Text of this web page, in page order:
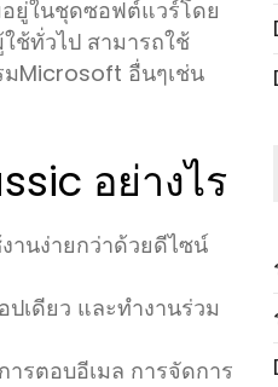
ยู่ในชุดซอฟต์แวร์โดย
ช้ทั่วไป สามารถใช้
Microsoft อื่นๆเช่น
อย่างไร
านง่ายกว่าด้วยดีไซน์
เดียว และทำงานร่วม
รตอบอีเมล การจัดการ